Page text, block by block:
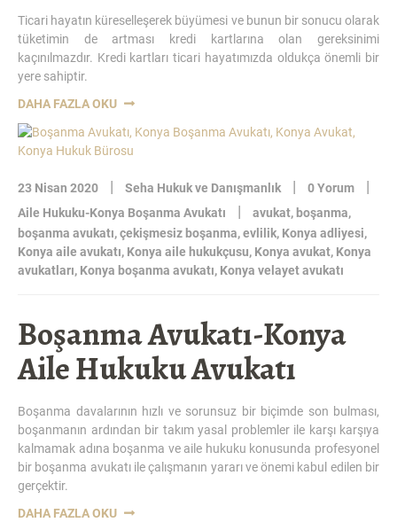
Ticari hayatın küreselleşerek büyümesi ve bunun bir sonucu olarak
tüketimin de artması kredi kartlarına olan gereksinimi
kaçınılmazdır. Kredi kartları ticari hayatımızda oldukça önemli bir
yere sahiptir.
DAHA FAZLA OKU“KREDI
SÖZLEŞMESI-
KONYA
HUKUKU
AVUKATI”
23 Nisan 2020 | Seha Hukuk ve Danışmanlık | 0 Yorum |
Aile Hukuku-Konya Boşanma Avukatı | avukat, boşanma,
boşanma avukatı,çekişmesiz boşanma,evlilik, Konya adliyesi,
Konya aile avukatı, Konya aile hukukçusu, Konya avukat, Konya
avukatları, Konya boşanma avukatı, Konya velayet avukatı
Boşanma Avukatı-Konya
Aile Hukuku Avukatı
Boşanma davalarının hızlı ve sorunsuz bir biçimde son bulması,
boşanmanın ardından bir takım yasal problemler ile karşı karşıya
kalmamak adına boşanma ve aile hukuku konusunda profesyonel
bir boşanma avukatı ile çalışmanın yararı ve önemi kabul edilen bir
gerçektir.
DAHA FAZLA OKU“BOŞANMA